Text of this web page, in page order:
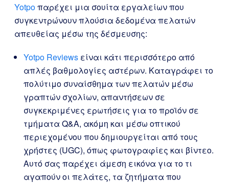
Yotpoπαρέχει μια σουίτα εργαλείων που
συγκεντρώνουν πλούσια δεδομένα πελατών
απευθείας μέσω της δέσμευσης:
Yotpo Reviews είναι κάτι περισσότερο από
απλές βαθμολογίες αστέρων. Καταγράφει το
πολύτιμο συναίσθημα των πελατών μέσω
γραπτών σχολίων, απαντήσεων σε
συγκεκριμένες ερωτήσεις για το προϊόν σε
τμήματα Q&A, ακόμη και μέσω οπτικού
περιεχομένου που δημιουργείται από τους
χρήστες (UGC), όπως φωτογραφίες και βίντεο.
Αυτό σας παρέχει άμεση εικόνα για το τι
αγαπούν οι πελάτες, τα ζητήματα που